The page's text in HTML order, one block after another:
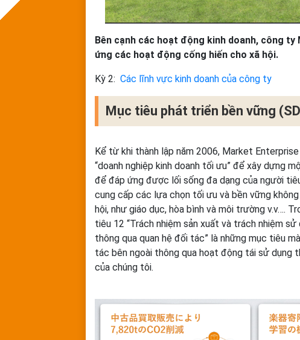
Bên cạnh các hoạt động kinh doanh, công
ứng các hoạt động cống hiến cho xã hội.
Kỳ 2: Các lĩnh vực kinh doanh của công ty
Mục tiêu phát triển bền vững
Kể từ khi thành lập năm 2006, Market
“doanh nghiệp kinh doanh tối ưu” để xây dựng
để đáp ứng được lối sống đa dạng của người
cung cấp các lựa chọn tối ưu và bền vững
hội, như giáo dục, hòa bình và môi trường v.v….
tiêu 12 “Trách nhiệm sản xuất và trách nhiệm
thông qua quan hệ đối tác” là những mục tiêu
tác bên ngoài thông qua hoạt động tái sử
của chúng tôi.